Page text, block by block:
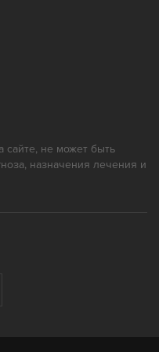
не может быть
назначения лечения и